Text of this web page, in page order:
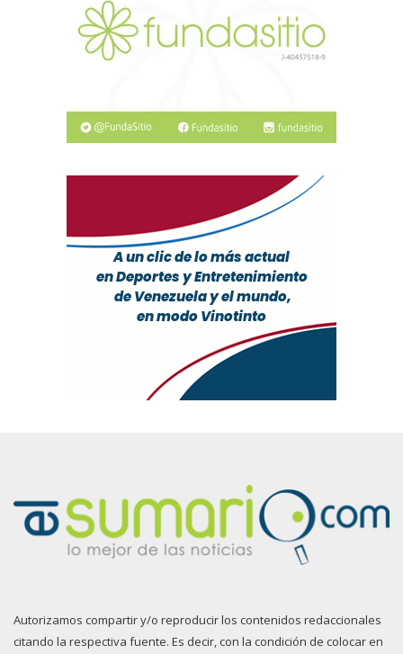
Autorizamos compartir y/o reproducir los contenidos redaccionales
citando la respectiva fuente. Es decir, con la condición de colocar en